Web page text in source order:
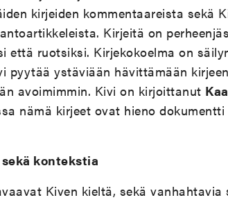
kirjeiden kommentaareista sekä
Kirjeitä on
että ruotsiksi. Kirjekokoelma on
pyytää ystäviään hävittämään
avoimimmin. Kivi on kirjoittanut
nämä kirjeet ovat hieno dokumentti
kontekstia
Kiven kieltä, sekä vanhahtavia